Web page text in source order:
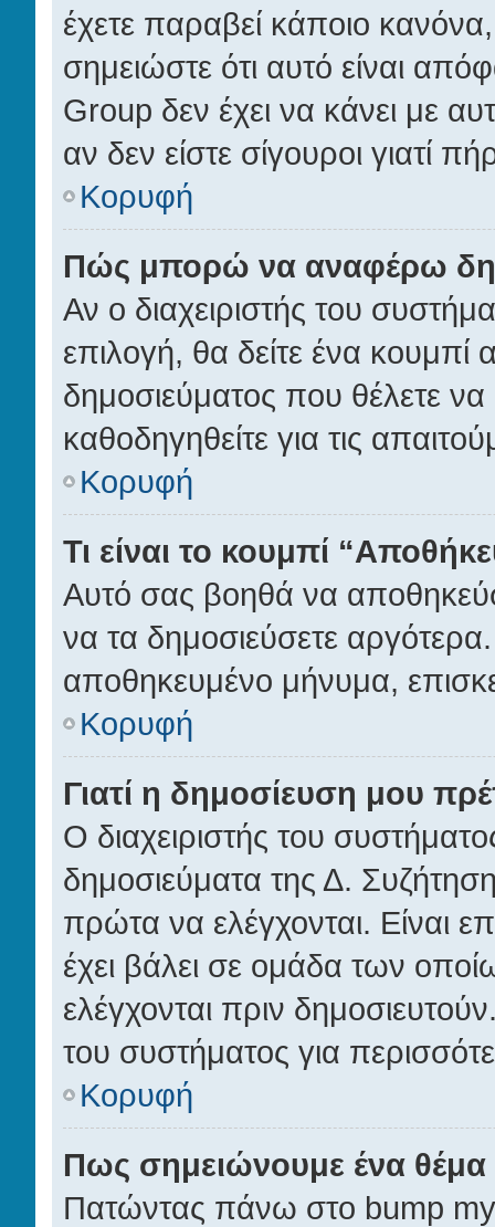
έχετε παραβεί κάποιο
σημειώστε ότι αυτό είναι
Group δεν έχει να κάνει με
αν δεν είστε σίγουροι γιατί
Κορυφή
Πώς μπορώ να αναφέρω
Αν ο διαχειριστής του
επιλογή, θα δείτε ένα
δημοσιεύματος που θέλετε
καθοδηγηθείτε για τις
Κορυφή
Τι είναι το κουμπί
Αυτό σας βοηθά να
να τα δημοσιεύσετε
αποθηκευμένο μήνυμα,
Κορυφή
Γιατί η δημοσίευση μου
Ο διαχειριστής του
δημοσιεύματα της Δ.
πρώτα να ελέγχονται. Είναι
έχει βάλει σε ομάδα των
ελέγχονται πριν
του συστήματος για
Κορυφή
Πως σημειώνουμε ένα
Πατώντας πάνω στο bump